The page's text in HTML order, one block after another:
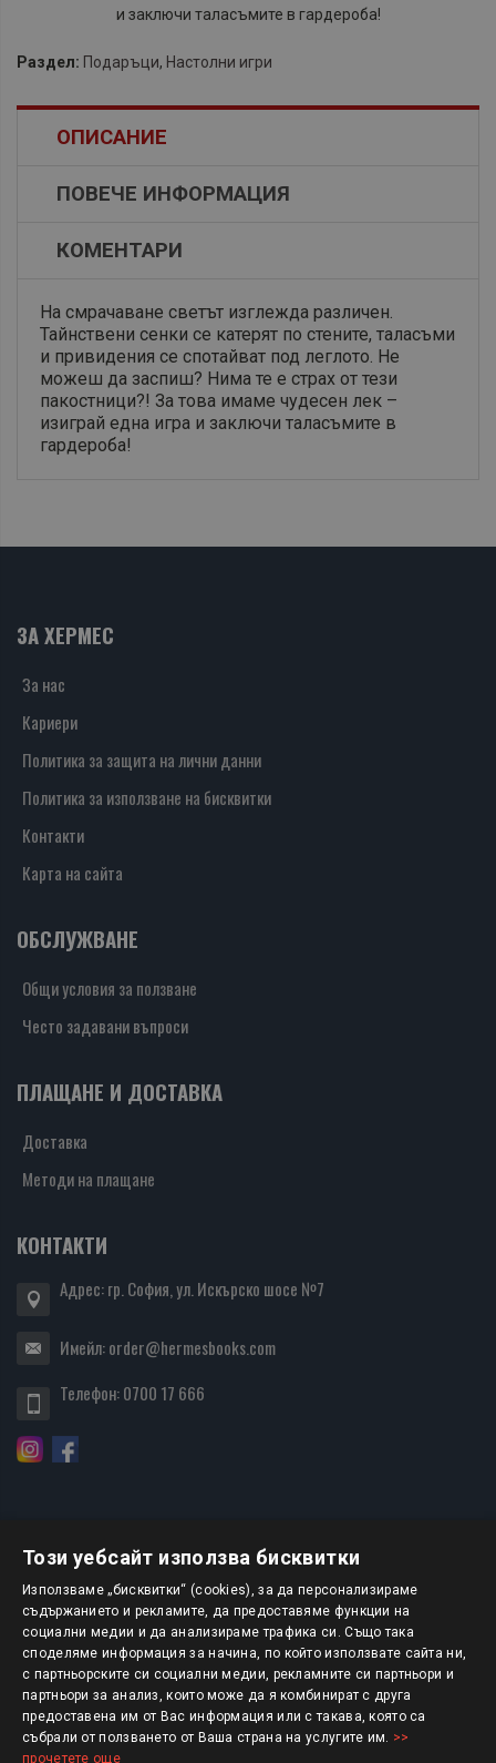
и заключи таласъмите в гардероба!
Раздел: Подаръци, Настолни игри
ОПИСАНИЕ
ПОВЕЧЕ ИНФОРМАЦИЯ
КОМЕНТАРИ
На смрачаване светът изглежда различен.
Тайнствени сенки се катерят по стените, таласъми
и привидения се спотайват под леглото. Не
можеш да заспиш? Нима те е страх от тези
пакостници?! За това имаме чудесен лек –
изиграй една игра и заключи таласъмите в
гардероба!
ЗА ХЕРМЕС
За нас
Кариери
Политика за защита на лични данни
Политика за използване на бисквитки
Контакти
Карта на сайта
ОБСЛУЖВАНЕ
Общи условия за ползване
Често задавани въпроси
ПЛАЩАНЕ И ДОСТАВКА
Доставка
Методи на плащане
КОНТАКТИ
Адрес: гр. София, ул. Искърско шосе №7
Имейл:order@hermesbooks.com
Телефон:0700 17 666
БЮЛЕТИН
АБОНИРАНЕ
Авторско право © 2025 HERMESBOOKS.BG
Този уебсайт използва бисквитки
Използваме „бисквитки“ (cookies), за да персонализираме
съдържанието и рекламите, да предоставяме функции на
социални медии и да анализираме трафика си. Също така
споделяме информация за начина, по който използвате сайта ни,
с партньорските си социални медии, рекламните си партньори и
партньори за анализ, които може да я комбинират с друга
предоставена им от Вас информация или с такава, която са
събрали от ползването от Ваша страна на услугите им. >>
прочетете още